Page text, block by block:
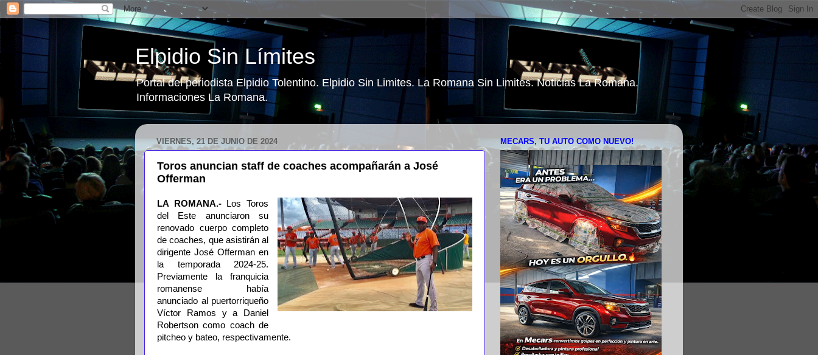
Elpidio Sin Límites
Portal del periodista Elpidio Tolentino. Elpidio Sin Limites. La Romana Sin Limites. Noticias La Romana.
Informaciones La Romana.
VIERNES, 21 DE JUNIO DE 2024
Toros anuncian staff de coaches acompañarán a José
Offerman
LA ROMANA.-Los Toros
del Este anunciaron su
renovado cuerpo completo
de coaches, que asistirán al
dirigente José Offerman en
la temporada 2024-25.
Previamente la franquicia
romanense había
anunciado al puertorriqueño
Víctor Ramos y a Daniel
Robertson como coach de
pitcheo y bateo, respectivamente.
MECARS, TU AUTO COMO NUEVO!